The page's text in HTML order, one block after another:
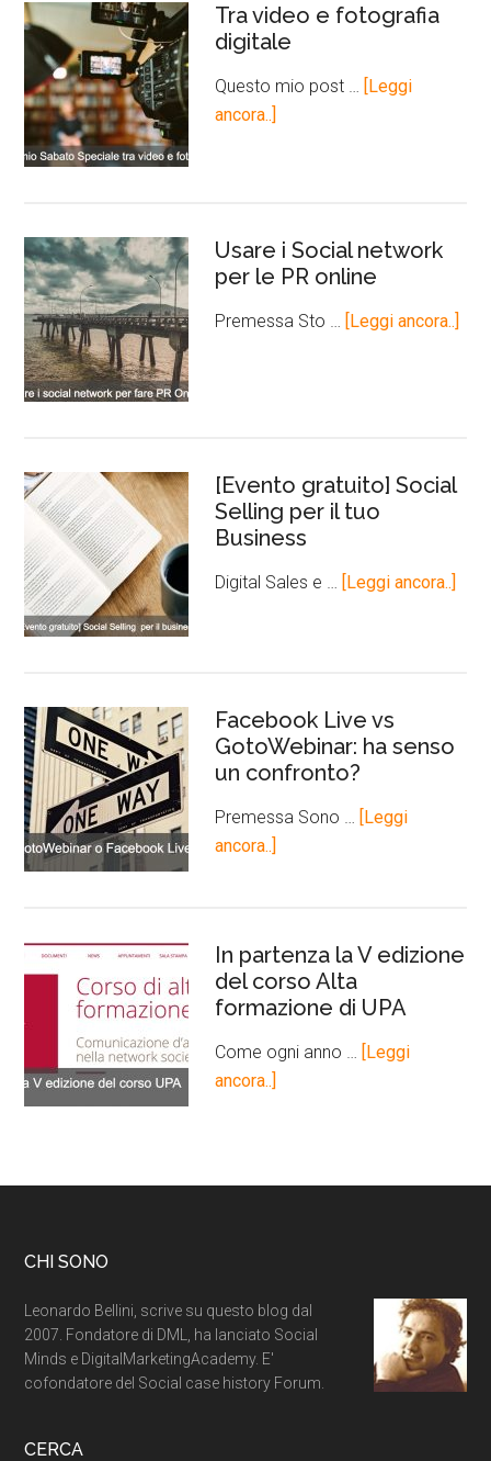
Tra video e fotografia
digitale
Questo mio post … [Leggi
ancora..]
Usare i Social network
per le PR online
Premessa Sto … [Leggi ancora..]
[Evento gratuito] Social
Selling per il tuo
Business
Digital Sales e … [Leggi ancora..]
Facebook Live vs
GotoWebinar: ha senso
un confronto?
Premessa Sono … [Leggi
ancora..]
In partenza la V edizione
del corso Alta
formazione di UPA
Come ogni anno … [Leggi
ancora..]
CHI SONO
Leonardo Bellini, scrive su questo blog dal
2007. Fondatore di DML, ha lanciato Social
Minds e DigitalMarketingAcademy. E'
cofondatore del Social case history Forum.
CERCA